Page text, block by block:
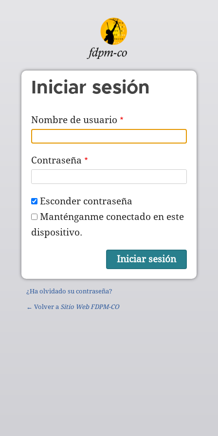
Iniciar sesión
Nombre de usuario
Contraseña
Esconder contraseña
Manténganme conectado en este
dispositivo.
¿Ha olvidado su contraseña?
← Volver a Sitio Web FDPM-CO